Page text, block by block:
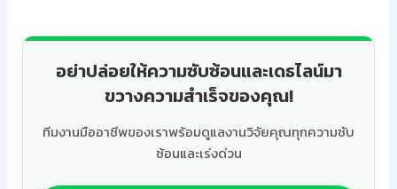
อย่าปล่อยให้ความซับซ้อนและเดธไลน์มา
ขวางความสำเร็จของคุณ!
ทีมงานมืออาชีพของเราพร้อมดูแลงานวิจัยคุณทุกความซับ
ซ้อนและเร่งด่วน